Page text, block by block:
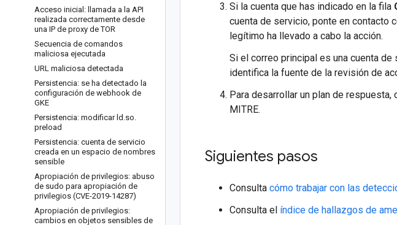
Acceso inicial: llamada a la API
realizada correctamente desde
una IP de proxy de TOR
Secuencia de comandos
maliciosa ejecutada
URL maliciosa detectada
Persistencia: se ha detectado la
configuración de webhook de
GKE
Persistencia: modificar ld .so.
preload
Persistencia: cuenta de servicio
creada en un espacio de nombres
sensible
Apropiación de privilegios: abuso
de sudo para apropiación de
privilegios (CVE-2019-14287)
Apropiación de privilegios:
cambios en objetos sensibles de
Si la cuenta que has indicado en la fila
cuenta de servicio, ponte en contacto
legítimo ha llevado a cabo la acción.
Si el correo principal es una cuenta
identifica la fuente de la revisión de
Para desarrollar un plan de
MITRE.
Siguientes pasos
Consulta cómo trabajar con las
Consulta el índice de hallazgos de